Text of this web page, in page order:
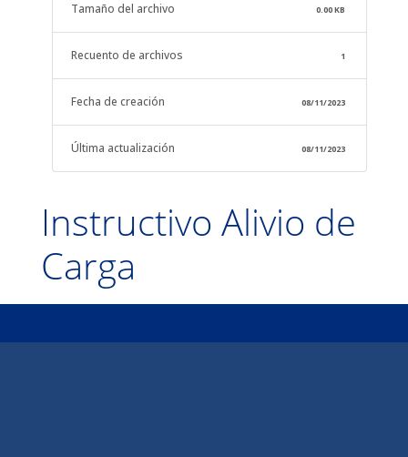
Tamaño del archivo 0.00 KB
Recuento de archivos 1
Fecha de creación 08/11/2023
Última actualización 08/11/2023
Instructivo Alivio de
Carga